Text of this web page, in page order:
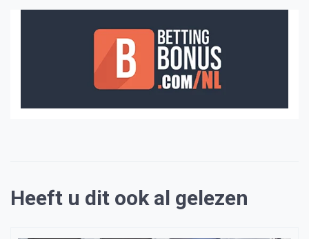
Heeft u dit ook al gelezen